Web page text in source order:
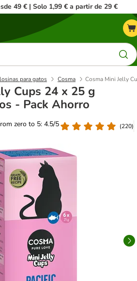
49 € | Solo 1,99 € a partir de 29 €
para gatos Cosma Cosma Mini Jelly
Cups 24 x 25 g
- Pack Ahorro
zero to 5: 4.5/5
(220)